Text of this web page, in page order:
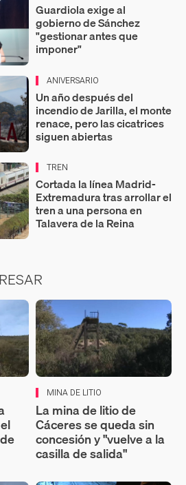
Guardiola exige al
gobierno de Sánchez
"gestionar antes que
imponer"
ANIVERSARIO
Un año después del
incendio de Jarilla, el monte
renace, pero las cicatrices
siguen abiertas
TREN
Cortada la línea Madrid-
Extremadura tras arrollar el
tren a una persona en
Talavera de la Reina
MINA DE LITIO
La mina de litio de
Cáceres se queda sin
concesión y "vuelve a la
casilla de salida"